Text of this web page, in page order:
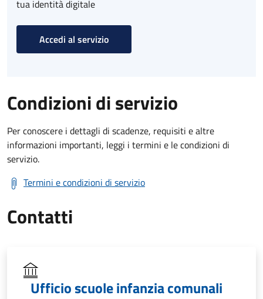
tua identità digitale
Accedi al servizio
Condizioni di servizio
Per conoscere i dettagli di scadenze, requisiti e altre
informazioni importanti, leggi i termini e le condizioni di
servizio.
Termini e condizioni di servizio
Contatti
Ufficio scuole infanzia comunali